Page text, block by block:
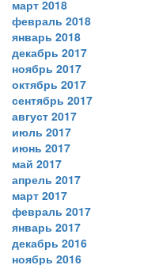
март 2018
февраль 2018
январь 2018
декабрь 2017
ноябрь 2017
октябрь 2017
сентябрь 2017
август 2017
июль 2017
июнь 2017
май 2017
апрель 2017
март 2017
февраль 2017
январь 2017
декабрь 2016
ноябрь 2016